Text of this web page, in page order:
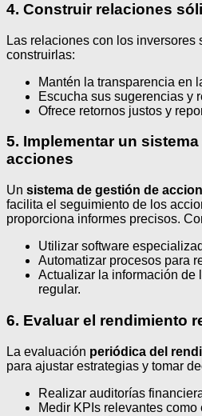
4. Construir relaciones
Las relaciones con los inversores
construirlas:
Mantén la transparencia en
Escucha sus sugerencias y
Ofrece retornos justos y
5. Implementar un
acciones
Un sistema de gestión de
facilita el seguimiento de los
proporciona informes precisos.
Utilizar software
Automatizar procesos para
Actualizar la información de
regular.
6. Evaluar el rendimiento
La evaluación periódica del
para ajustar estrategias y tomar
Realizar auditorías
Medir KPIs relevantes